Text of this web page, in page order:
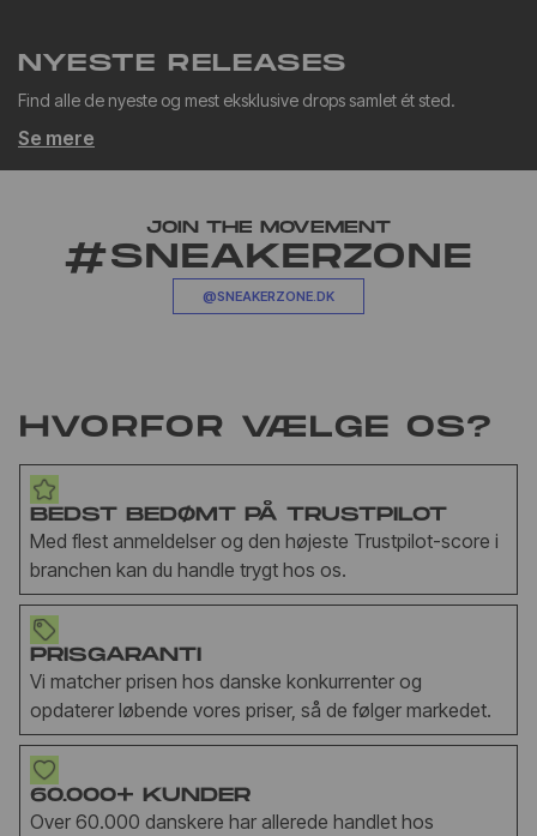
NYESTE RELEASES
Find alle de nyeste og mest eksklusive drops samlet ét sted.
Se mere
JOIN THE MOVEMENT
#SNEAKERZONE
@SNEAKERZONE.DK
HVORFOR VÆLGE OS?
BEDST BEDØMT PÅ TRUSTPILOT
Med flest anmeldelser og den højeste Trustpilot-score i
branchen kan du handle trygt hos os.
PRISGARANTI
Vi matcher prisen hos danske konkurrenter og
opdaterer løbende vores priser, så de følger markedet.
60.000+ KUNDER
Over 60.000 danskere har allerede handlet hos